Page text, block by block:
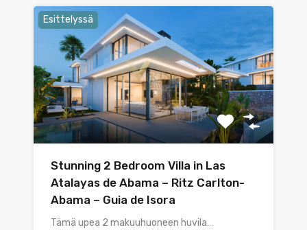
Esittelyssä
Stunning 2 Bedroom Villa in Las
Atalayas de Abama – Ritz Carlton-
Abama – Guia de Isora
Tämä upea 2 makuuhuoneen huvila…